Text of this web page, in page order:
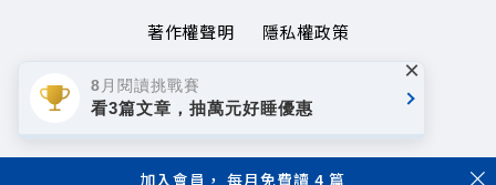
加入會員， 每月免費讀 4 篇
著作權聲明
隱私權政策
Copyright© 1999~2026
遠見天下文化事業群. All rights reserved.
8月閱讀挑戰賽
看3篇文章，抽萬元好睡優惠
×